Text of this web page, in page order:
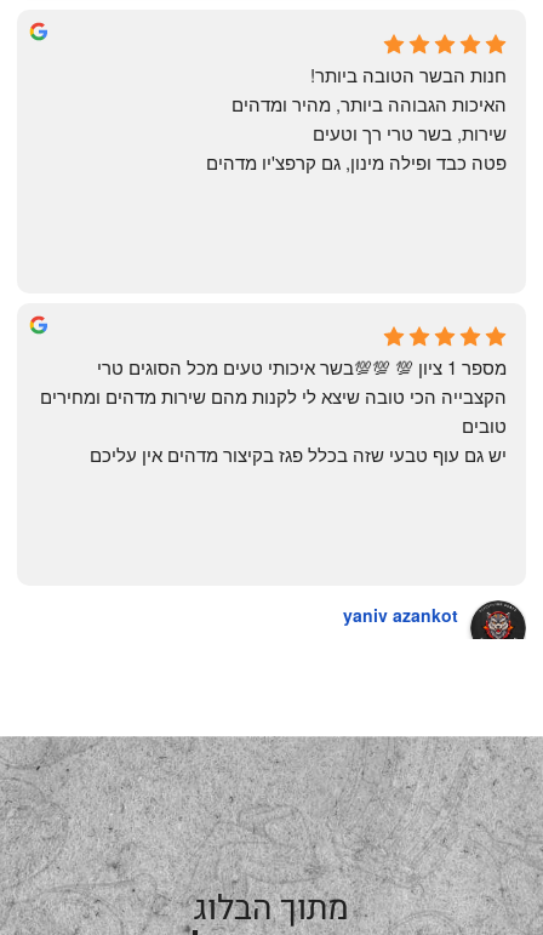
Annael Annael
8 months ago
The Artechology
a year ago
חנות הבשר הטובה ביותר!
האיכות הגבוהה ביותר, מהיר ומדהים
שירות, בשר טרי רך וטעים
פטה כבד ופילה מינון, גם קרפצ'יו מדהים
yaniv azankot
טובים
יש גם עוף טבעי שזה בכלל פגז בקיצור מדהים אין עליכם
מתוך הבלוג